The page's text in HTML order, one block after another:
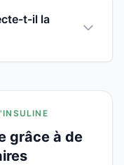
t-il la
grâce à de